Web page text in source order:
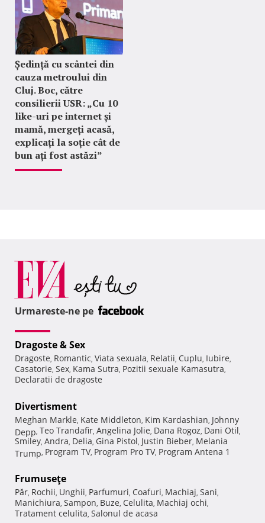
Ședință cu scântei din
cauza metroului din
Cluj. Boc, către
consilierii USR: „Cu 10
like-uri pe internet și
mamă, mergeți acasă,
explicați la soție cât de
bun ați fost astăzi”
Urmareste-ne pe
Dragoste & Sex
Dragoste, Romantic, Viata sexuala, Relatii, Cuplu, Iubire,
Casatorie, Sex, Kama Sutra, Pozitii sexuale Kamasutra,
Declaratii de dragoste
Divertisment
Meghan Markle, Kate Middleton, Kim Kardashian, Johnny
Depp, Teo Trandafir, Angelina Jolie, Dana Rogoz, Dani Otil,
Smiley, Andra, Delia, Gina Pistol, Justin Bieber, Melania
Trump, Program TV, Program Pro TV, Program Antena 1
Frumuseţe
Păr, Rochii, Unghii, Parfumuri, Coafuri, Machiaj, Sani,
Manichiura, Sampon, Buze, Celulita, Machiaj ochi,
Tratament celulita, Salonul de acasa